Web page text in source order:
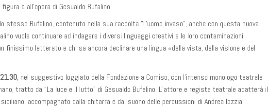
e all’opera di Gesualdo Bufalino.
stesso Bufalino, contenuto nella sua raccolta "L'uomo invaso", anche con questa nuova
vuole continuare ad indagare i diversi linguaggi creativi e le loro contaminazioni
finissimo letterato e chi sa ancora declinare una lingua «della vista, della visione e del
21.30, nel suggestivo loggiato della Fondazione a Comiso, con l’intenso monologo teatrale
tratto da “La luce e il lutto” di Gesualdo Bufalino. L’attore e regista teatrale adatterà il
accompagnato dalla chitarra e dal suono delle percussioni di Andrea Iozzia.